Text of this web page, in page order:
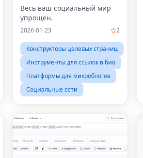
Весь ваш социальный мир
упрощен.
2026-01-23 2
Конструкторы целевых страниц
Инструменты для ссылок в био
Платформы для микроблогов
Социальные сети